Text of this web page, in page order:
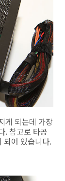
게 되는데 가장
. 참고로 타공
되어 있습니다.